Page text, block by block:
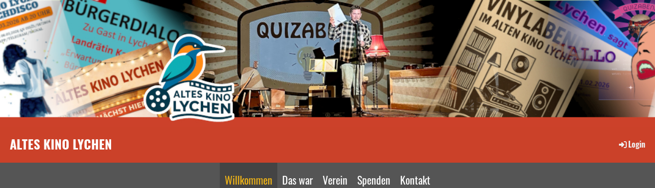
ALTES KINO LYCHEN Login
Willkommen Das war Verein Spenden Kontakt